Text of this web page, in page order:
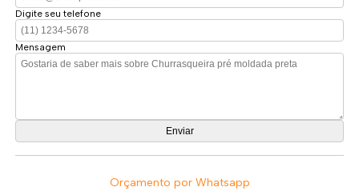
Digite seu telefone
Mensagem
Orçamento por Whatsapp